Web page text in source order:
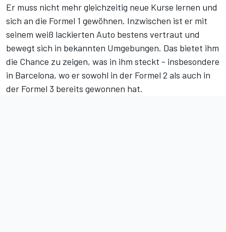
Er muss nicht mehr gleichzeitig neue Kurse lernen und
sich an die Formel 1 gewöhnen. Inzwischen ist er mit
seinem weiß lackierten Auto bestens vertraut und
bewegt sich in bekannten Umgebungen. Das bietet ihm
die Chance zu zeigen, was in ihm steckt - insbesondere
in Barcelona, wo er sowohl in der Formel 2 als auch in
der Formel 3 bereits gewonnen hat.